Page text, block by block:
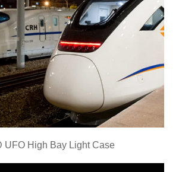
UFO High Bay Light Case